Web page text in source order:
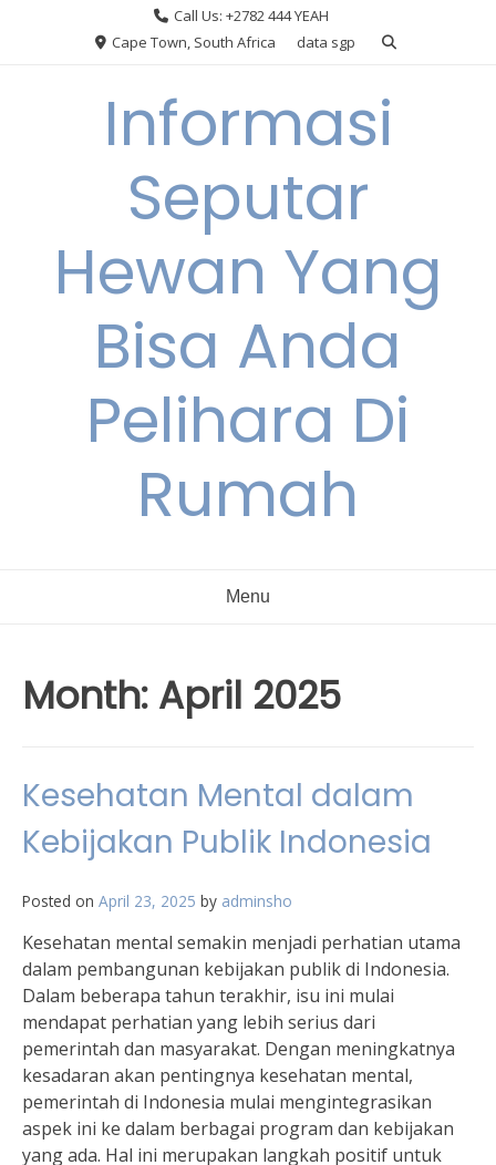
Call Us: +2782 444 YEAH
Cape Town, South Africa
data sgp
Informasi
Seputar
Hewan Yang
Bisa Anda
Pelihara Di
Rumah
Menu
Month: April 2025
Kesehatan Mental dalam
Kebijakan Publik Indonesia
Posted on April 23, 2025 by adminsho
Kesehatan mental semakin menjadi perhatian utama
dalam pembangunan kebijakan publik di Indonesia.
Dalam beberapa tahun terakhir, isu ini mulai
mendapat perhatian yang lebih serius dari
pemerintah dan masyarakat. Dengan meningkatnya
kesadaran akan pentingnya kesehatan mental,
pemerintah di Indonesia mulai mengintegrasikan
aspek ini ke dalam berbagai program dan kebijakan
yang ada. Hal ini merupakan langkah positif untuk